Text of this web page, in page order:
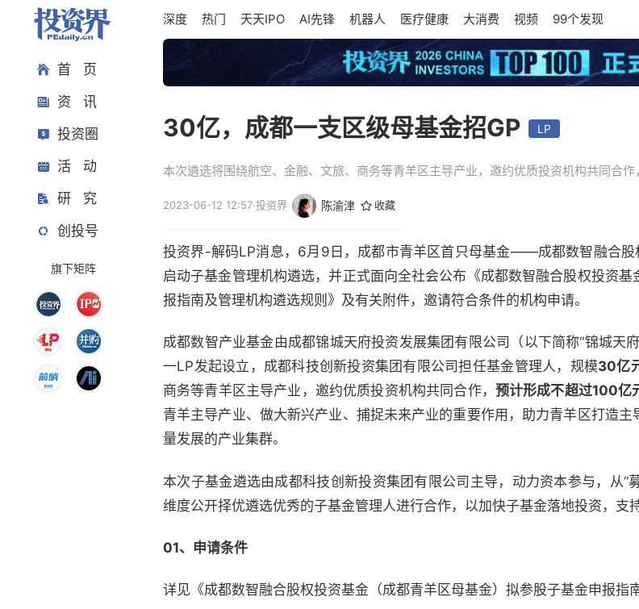
首 页
资 讯
投资圈
活 动
研 究
创投号
旗下矩阵
深度 热门 天天IPO AI先锋 机器人 医疗健康 大消费 视频 99个发现
30亿，成都一支区级母基金招GP LP
本次遴选将围绕航空、金融、文旅、商务等青羊区主导产业，邀约优质投资机构共同合作
2023-06-12 12:57·投资界 陈渝津 收藏
投资界-解码LP消息，6月9日，成都市青羊区首只母基金——成都数智融合股
启动子基金管理机构遴选，并正式面向全社会公布《成都数智融合股权投资
报指南及管理机构遴选规则》及有关附件，邀请符合条件的机构申请。
成都数智产业基金由成都锦城天府投资发展集团有限公司（以下简称“锦城天
一LP发起设立，成都科技创新投资集团有限公司担任基金管理人，规模30亿
商务等青羊区主导产业，邀约优质投资机构共同合作， 预计形成不超过100亿
青羊主导产业、做大新兴产业、捕捉未来产业的重要作用，助力青羊区打造
量发展的产业集群。
本次子基金遴选由成都科技创新投资集团有限公司主导，动力资本参与，从“
维度公开择优遴选优秀的子基金管理人进行合作，以加快子基金落地投资，支
01、 申请条件
详见《成都数智融合股权投资基金（成都青羊区母基金）拟参股子基金申报指